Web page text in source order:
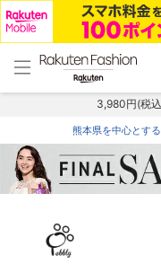
menu home
トップ
3,980円(税
熊本県を中心とす